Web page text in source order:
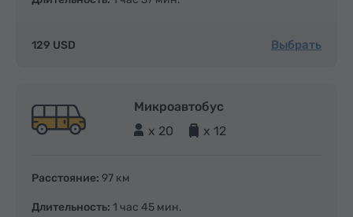
129 USD Выбрать
Микроавтобус
x 20
x 12
Расстояние: 97 км
Длительность: 1 час 45 мин.